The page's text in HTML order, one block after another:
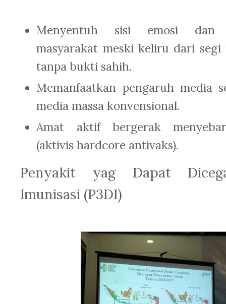
Menyentuh sisi emosi dan
masyarakat meski keliru dari
tanpa bukti sahih.
Memanfaatkan pengaruh media
media massa konvensional.
Amat aktif bergerak
(aktivis hardcore antivaks).
Penyakit yag Dapat
Imunisasi (P3DI)